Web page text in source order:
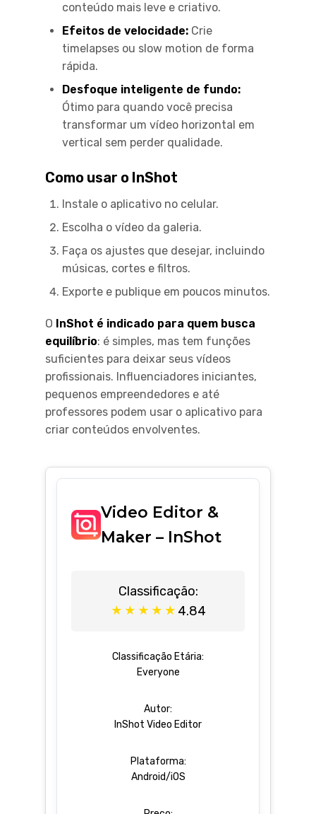
conteúdo mais leve e criativo.
Efeitos de velocidade: Crie
timelapses ou slow motion de forma
rápida.
Desfoque inteligente de fundo:
Ótimo para quando você precisa
transformar um vídeo horizontal em
vertical sem perder qualidade.
Como usar o InShot
Instale o aplicativo no celular.
Escolha o vídeo da galeria.
Faça os ajustes que desejar, incluindo
músicas, cortes e filtros.
Exporte e publique em poucos minutos.
O InShot é indicado para quem busca
equilíbrio: é simples, mas tem funções
suficientes para deixar seus vídeos
profissionais. Influenciadores iniciantes,
pequenos empreendedores e até
professores podem usar o aplicativo para
criar conteúdos envolventes.
Video Editor &
Maker – InShot
Classificação:
★ ★ ★ ★ ★ 4.84
Classificação Etária:
Everyone
Autor:
InShot Video Editor
Plataforma:
Android/iOS